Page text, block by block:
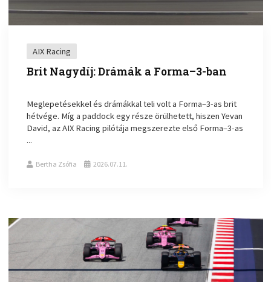
AIX Racing
Brit Nagydíj: Drámák a Forma–3-ban
Meglepetésekkel és drámákkal teli volt a Forma–3-as brit
hétvége. Míg a paddock egy része örülhetett, hiszen Yevan
David, az AIX Racing pilótája megszerezte első Forma–3-as
...
Bertha Zsófia 2026.07.11.